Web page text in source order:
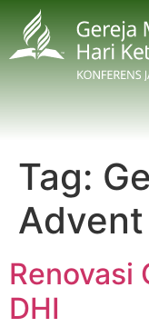
Tag:
Renovasi
DHI